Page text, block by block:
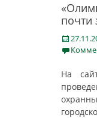
почти
Posted
on
На